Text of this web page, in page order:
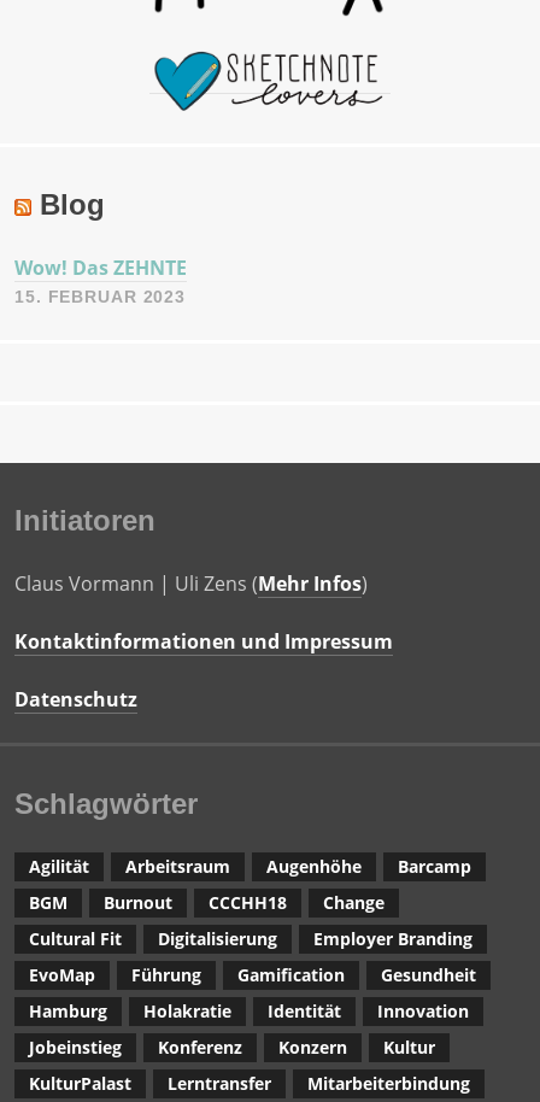
Blog
Wow! Das ZEHNTE
15. FEBRUAR 2023
Initiatoren
Claus Vormann | Uli Zens (Mehr Infos)
Kontaktinformationen und Impressum
Datenschutz
Schlagwörter
Agilität Arbeitsraum Augenhöhe
Barcamp
BGM
Burnout CCCHH18
Change
Cultural Fit
Digitalisierung
Employer Branding
EvoMap
Führung Gamification
Gesundheit
Hamburg
Holakratie Identität
Innovation
Jobeinstieg
Konferenz Konzern
Kultur
KulturPalast
Lerntransfer Mitarbeiterbindung